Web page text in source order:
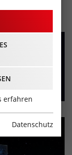
erfahren
Datenschutz